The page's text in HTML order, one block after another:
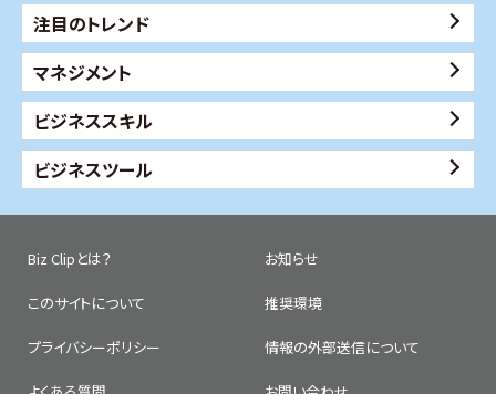
注目のトレンド
マネジメント
ビジネススキル
ビジネスツール
Biz Clipとは？ お知らせ
このサイトについて 推奨環境
プライバシーポリシー 情報の外部送信について